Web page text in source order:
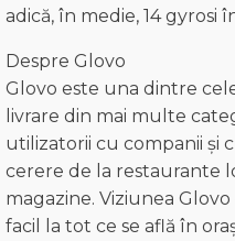
adică, în medie, 14 gyrosi
Despre Glovo
Glovo este una dintre
livrare din mai multe
utilizatorii cu companii și
cerere de la restaurante
magazine. Viziunea
facil la tot ce se află în